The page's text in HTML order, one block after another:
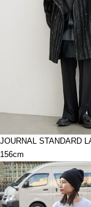
JOURNAL STANDARD
156cm